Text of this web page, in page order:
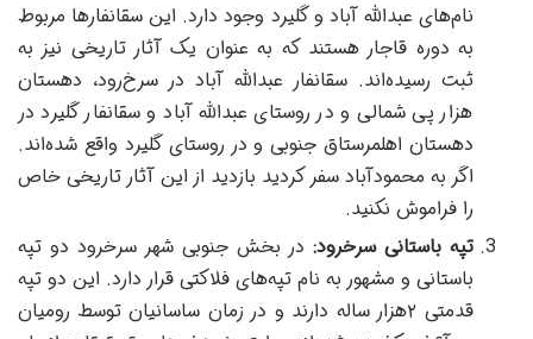
نام‌های عبدالله آباد و گلیرد وجود دارد. این سقانفار‌ها مربوط
به دوره قاجار هستند که به عنوان یک آثار تاریخی نیز به
ثبت رسیده‌اند. سقانفار عبدالله آباد در سرخ‌رود، دهستان
هزار پی شمالی و در روستای عبدالله آباد و سقانفار گلیرد در
دهستان اهلمرستاق جنوبی و در روستای گلیرد واقع شده‌اند.
اگر به محمودآباد سفر کردید بازدید از این آثار تاریخی خاص
را فراموش نکنید.
تپه باستانی سرخرود: در بخش جنوبی شهر سرخرود دو تپه
باستانی و مشهور به نام تپه‌های فلاکتی قرار دارد. این دو تپه
قدمتی ۲هزار ساله دارند و در زمان ساسانیان توسط رومیان